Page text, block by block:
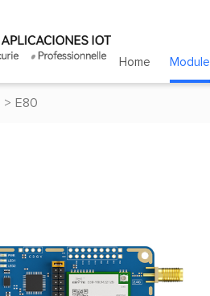
Home Module
> E80